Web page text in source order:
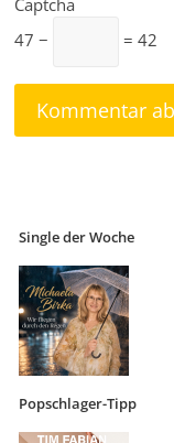
47 −
= 42
Single der Woche
Popschlager-Tipp